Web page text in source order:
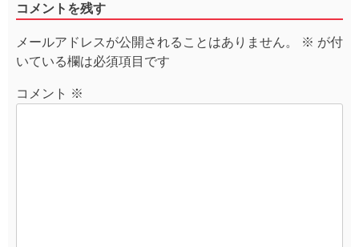
ゲ
シ
ョ
ン
コメントを残す
メールアドレスが公開されることはありません。 ※ が付
いている欄は必須項目です
コメント ※